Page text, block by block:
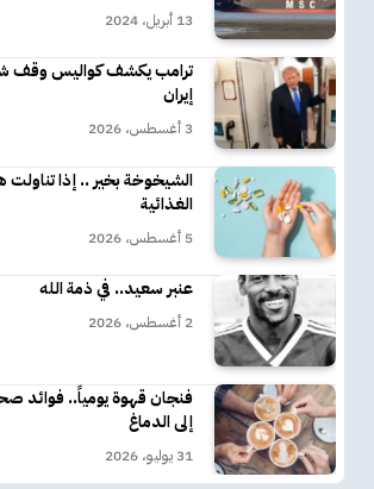
13 أبريل، 2024
ترامب يكشف كواليس
إيران
3 أغسطس، 2026
الشيخوخة بخير .. إذا
الغذائية
5 أغسطس، 2026
عنبر سعيد.. في ذمة الله
2 أغسطس، 2026
فنجان قهوة يومياً.. فوائد
إلى الدماغ
31 يوليو، 2026